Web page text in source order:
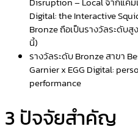
Digital: the Interactive
Bronze ถือเป็นรางวัลระดับ
นี้)
รางวัลระดับ Bronze สาขา
Garnier x EGG Digital:
performance
3 ปัจจัยสำคัญ